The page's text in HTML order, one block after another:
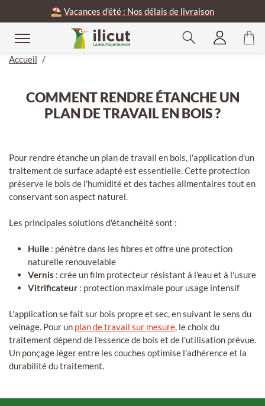
⛱️ Vacances d'été : Nos délais de livraison
Accueil /
COMMENT RENDRE ÉTANCHE UN
PLAN DE TRAVAIL EN BOIS ?
Pour rendre étanche un plan de travail en bois, l'application d'un
traitement de surface adapté est essentielle. Cette protection
préserve le bois de l'humidité et des taches alimentaires tout en
conservant son aspect naturel.
Les principales solutions d'étanchéité sont :
Huile : pénètre dans les fibres et offre une protection
naturelle renouvelable
Vernis : crée un film protecteur résistant à l'eau et à l'usure
Vitrificateur : protection maximale pour usage intensif
L'application se fait sur bois propre et sec, en suivant le sens du
veinage. Pour un plan de travail sur mesure, le choix du
traitement dépend de l'essence de bois et de l'utilisation prévue.
Un ponçage léger entre les couches optimise l'adhérence et la
durabilité du traitement.